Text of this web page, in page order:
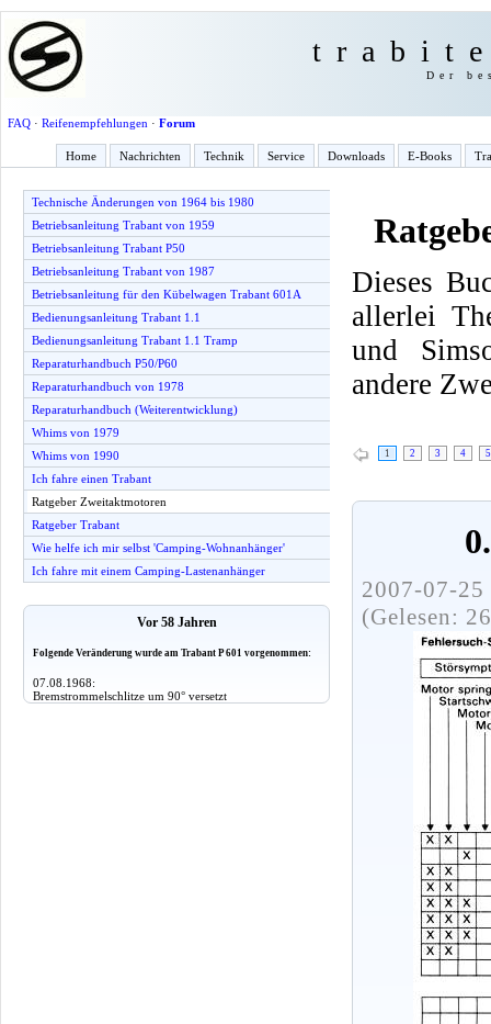
Der
FAQ· Reifenempfehlungen · Forum
Home Nachrichten Technik Service Downloads E-Books
Technische Änderungen von 1964 bis 1980
Betriebsanleitung Trabant von 1959
Betriebsanleitung Trabant P50
Betriebsanleitung Trabant von 1987
Betriebsanleitung für den Kübelwagen Trabant 601A
Bedienungsanleitung Trabant 1.1
Bedienungsanleitung Trabant 1.1 Tramp
Reparaturhandbuch P50/P60
Reparaturhandbuch von 1978
Reparaturhandbuch (Weiterentwicklung)
Whims von 1979
Whims von 1990
Ich fahre einen Trabant
Ratgeber Zweitaktmotoren
Ratgeber Trabant
Wie helfe ich mir selbst 'Camping-Wohnanhänger'
Ich fahre mit einem Camping-Lastenanhänger
Vor 58 Jahren
Folgende Veränderung wurde am Trabant P 601 vorgenommen:
07.08.1968:
Bremstrommelschlitze um 90° versetzt
Dieses
allerlei
und
andere
1 2 3 4 5
2007-07-
(Gelesen: